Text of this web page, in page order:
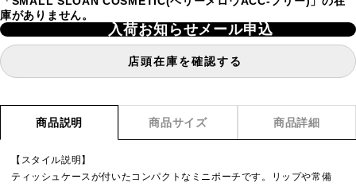
庫がありません。
入荷お知らせメール申込
店頭在庫を確認する
商品説明 商品サイズ 商品詳細
【スタイル説明】
ティッシュケースが付いたコンパクトなミニポーチです。リップや常備